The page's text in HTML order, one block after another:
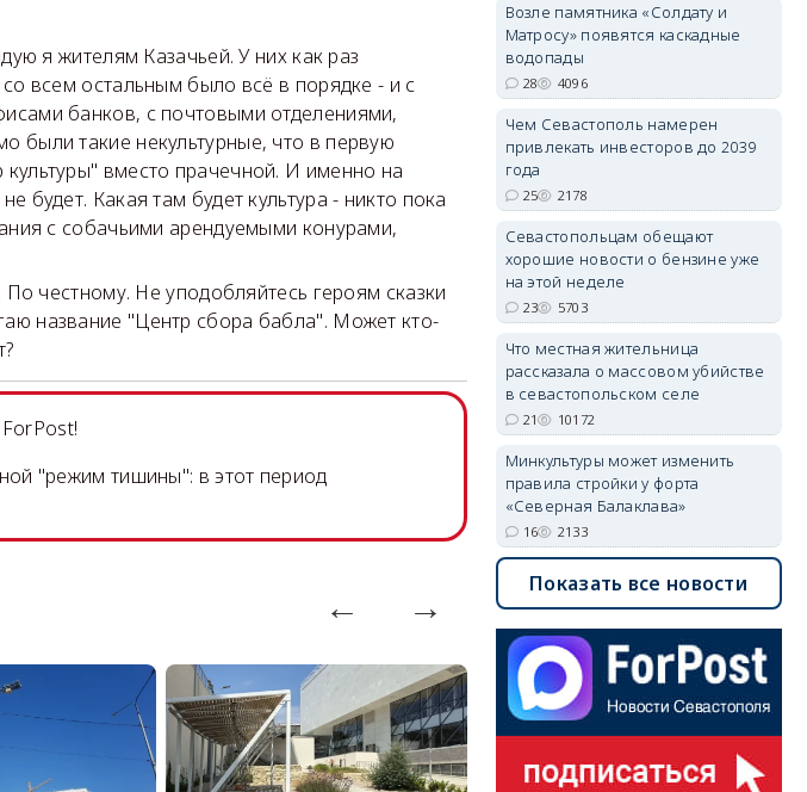
я жителям Казачьей. У них как раз
всем остальным было всё в порядке - и с
банков, с почтовыми отделениями,
были такие некультурные, что в первую
вместо прачечной. И именно на
будет. Какая там будет культура - никто пока
с собачьими арендуемыми конурами,
честному. Не уподобляйтесь героям сказки
название "Центр сбора бабла". Может кто-
"режим тишины": в этот период
Возле памятника «Солдату и
Матросу» появятся каскадные
водопады
28 4096
Чем Севастополь намерен
привлекать инвесторов до 2039
года
25 2178
Севастопольцам обещают
хорошие новости о бензине уже
на этой неделе
23 5703
Что местная жительница
рассказала о массовом убийстве
в севастопольском селе
21 10172
Минкультуры может изменить
правила стройки у форта
«Северная Балаклава»
16 2133
Показать все новости